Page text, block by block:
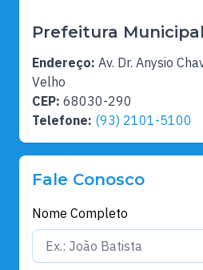
Prefeitura
Endereço: Av. Dr. Anysio
Velho
CEP: 68030-290
Telefone: (93) 2101-5100
Fale Conosco
Nome Completo